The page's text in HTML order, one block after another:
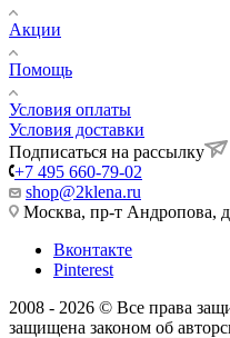
Акции
Помощь
Условия оплаты
Условия доставки
Подписаться на рассылку
+7 495 660-79-02
shop@2klena.ru
Москва, пр-т Андропова,
Вконтакте
Pinterest
2008 - 2026 © Все права
защищена законом об